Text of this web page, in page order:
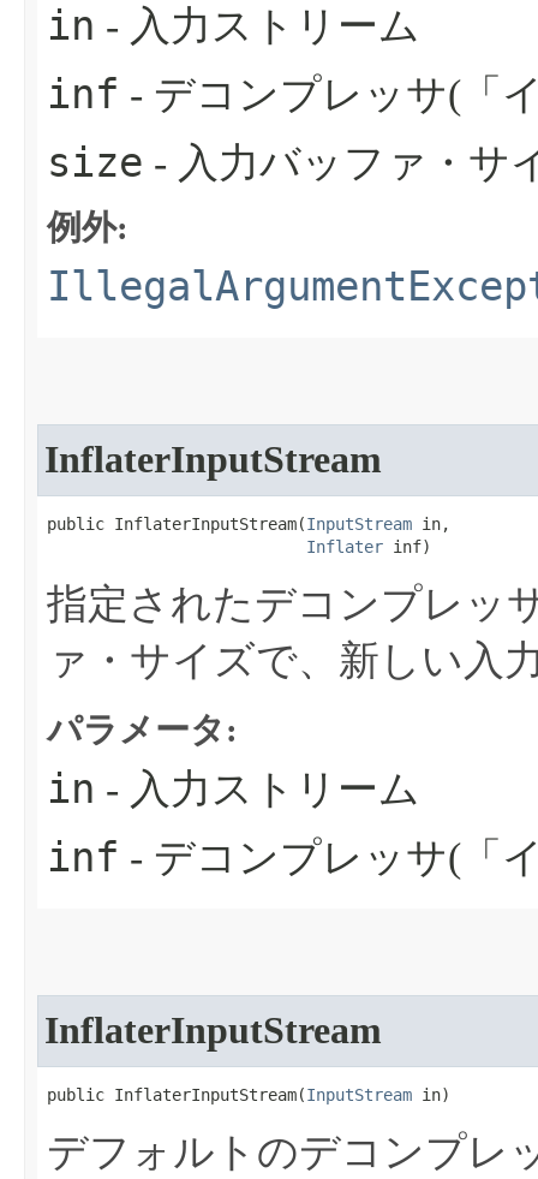
in - 入力ストリーム
inf - デコンプレッサ(「
size - 入力バッファ・サ
例外:
InflaterInputStream
public InflaterInputStream​(InputStream in,
Inflater inf)
指定されたデコンプレッ
ァ・サイズで、新しい入
パラメータ:
in - 入力ストリーム
inf - デコンプレッサ(「
InflaterInputStream
public InflaterInputStream​(InputStream in)
デフォルトのデコンプレ